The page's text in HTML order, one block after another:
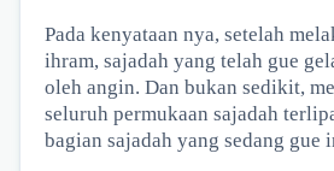
Pada kenyataan nya, setelah
ihram, sajadah yang telah gue
oleh angin. Dan bukan sedikit,
seluruh permukaan sajadah
bagian sajadah yang sedang gue